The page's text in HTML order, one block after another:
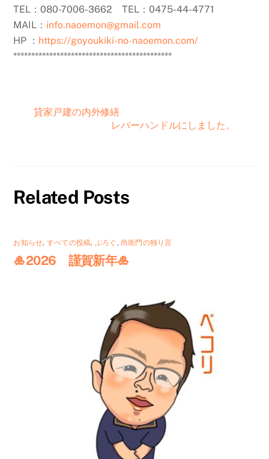
TEL：080-7006-3662 TEL：0475-44-4771
MAIL： info.naoemon@gmail.com
HP ： https://goyoukiki-no-naoemon.com/
********************************************
貸家戸建の内外修繕
レバーハンドルにしました。
Related Posts
お知らせ, すべての投稿, ぶろぐ ,尚衛門の独り言
🎍2026 謹賀新年🎍